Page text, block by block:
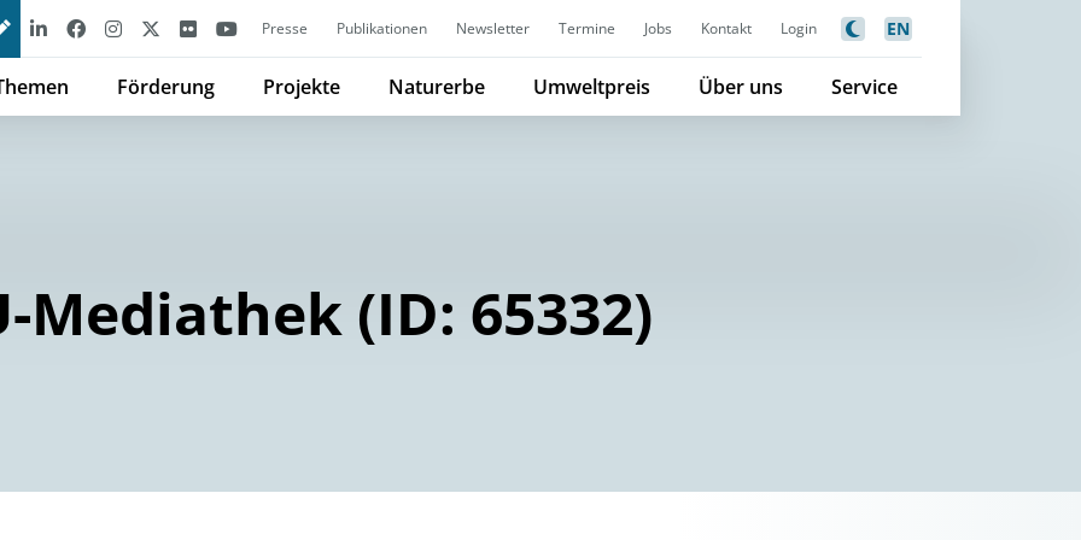
Presse Publikationen Newsletter Termine Jobs Kontakt Login EN
Förderung Projekte Naturerbe Umweltpreis Über uns Service
Mediathek (ID: 65332)